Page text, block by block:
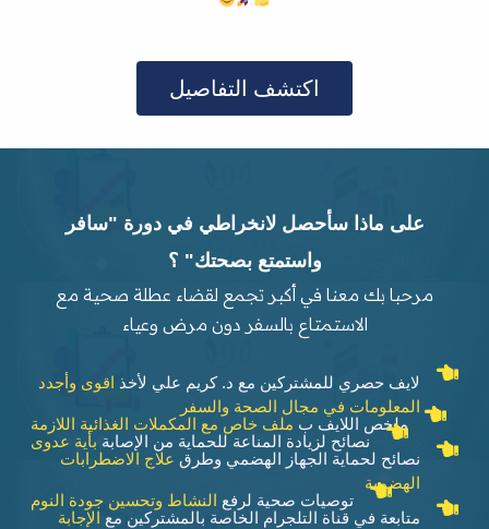
اكتشف التفاصيل
على ماذا سأحصل لانخراطي في دورة "سافر
واستمتع بصحتك" ؟
مرحبا بك معنا في أكبر تجمع لقضاء عطلة صحية مع
الاستمتاع بالسفر دون مرض وعياء
لايف حصري للمشتركين مع د. كريم علي لأخذ اقوى وأجدد
المعلومات في مجال الصحة والسفر
ملخص اللايف ب ملف خاص مع المكملات الغذائية اللازمة
نصائح لزيادة المناعة للحماية من الإصابة بأية عدوى
نصائح لحماية الجهاز الهضمي وطرق علاج الاضطرابات
الهضمية
توصيات صحية لرفع النشاط وتحسين جودة النوم
متابعة في قناة التلجرام الخاصة بالمشتركين مع الإجابة